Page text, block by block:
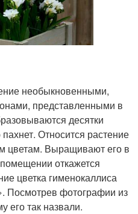
необыкновенными,
представленными в
десятки
Относится растение
цветам. Выращивают его в
откажется
цветка гименокаллиса
Посмотрев фотографии из
его так назвали.